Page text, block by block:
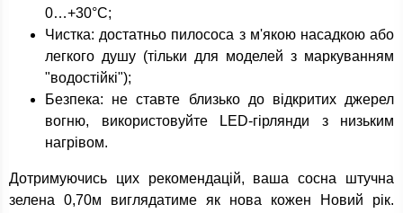
0…+30°C;
Чистка: достатньо пилососа з м'якою насадкою або
легкого душу (тільки для моделей з маркуванням
"водостійкі");
Безпека: не ставте близько до відкритих джерел
вогню, використовуйте LED-гірлянди з низьким
нагрівом.
Дотримуючись цих рекомендацій, ваша сосна штучна
зелена 0,70м виглядатиме як нова кожен Новий рік.